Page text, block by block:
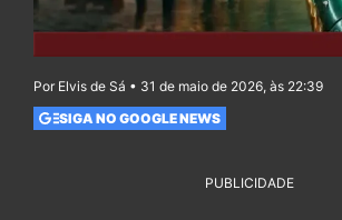
Por Elvis de Sá • 31 de maio de 2026, às 22:39
SIGA NO GOOGLE NEWS
PUBLICIDADE